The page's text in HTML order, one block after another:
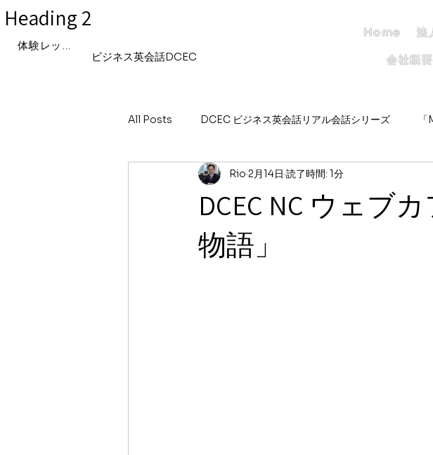
Heading 2
ビジネス英会話DCEC
体験レッスン申込み
Home 法
会社概要
All Posts DCEC ビジネス英会話リアル会話シリーズ
「世界を自分事にする英語」〜国際ニュースで考える・話す・
Hinataの「世界と私」リアルな日常ノート
DCEC NC ウェブ
物語」
Rio 2月14日 読了時間: 1分